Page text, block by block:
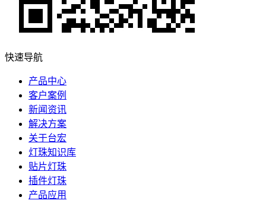
快速导航
产品中心
客户案例
新闻资讯
解决方案
关于台宏
灯珠知识库
贴片灯珠
插件灯珠
产品应用